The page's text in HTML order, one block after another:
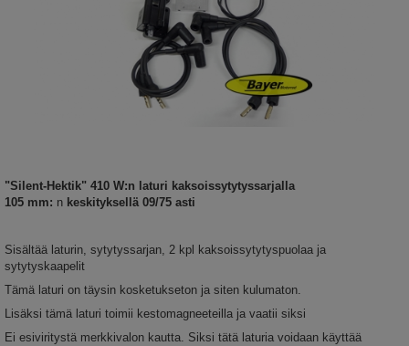
"Silent-Hektik" 410 W:n laturi kaksoissytytyssarjalla
105 mm: n keskityksellä 09/75 asti
Sisältää laturin, sytytyssarjan, 2 kpl kaksoissytytyspuolaa ja
sytytyskaapelit
Tämä laturi on täysin kosketukseton ja siten kulumaton.
Lisäksi tämä laturi toimii kestomagneeteilla ja vaatii siksi
Ei esiviritystä merkkivalon kautta. Siksi tätä laturia voidaan käyttää